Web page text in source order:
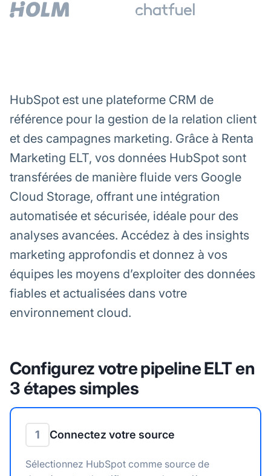
HubSpot est une plateforme CRM de
référence pour la gestion de la relation client
et des campagnes marketing. Grâce à Renta
Marketing ELT, vos données HubSpot sont
transférées de manière fluide vers Google
Cloud Storage, offrant une intégration
automatisée et sécurisée, idéale pour des
analyses avancées. Accédez à des insights
marketing approfondis et donnez à vos
équipes les moyens d’exploiter des données
fiables et actualisées dans votre
environnement cloud.
Configurez votre pipeline ELT en
3 étapes simples
1 Connectez votre source
Sélectionnez HubSpot comme source de